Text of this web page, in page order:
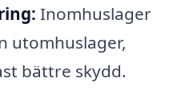
Inomhuslager
utomhuslager,
bättre skydd.